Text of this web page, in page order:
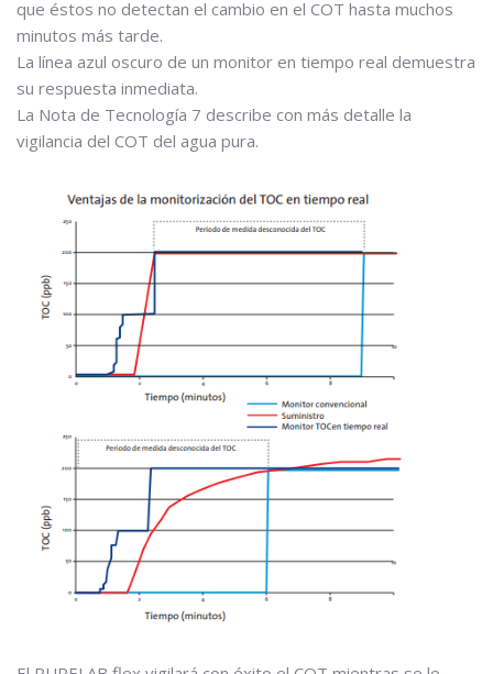
que éstos no detectan el cambio en el COT hasta muchos
minutos más tarde.
La línea azul oscuro de un monitor en tiempo real demuestra
su respuesta inmediata.
La Nota de Tecnología 7 describe con más detalle la
vigilancia del COT del agua pura.